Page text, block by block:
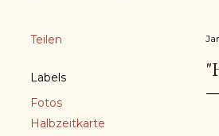
Teilen
Labels
Fotos
Halbzeitkarte